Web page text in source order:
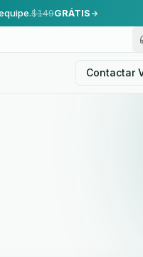
$149GRÁTIS
Contactar